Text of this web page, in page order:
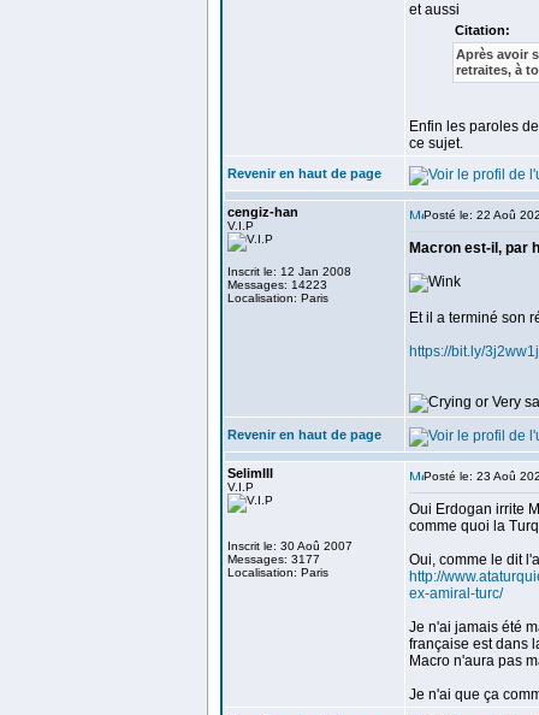
et aussi
Citation:
Après avoir
retraites, à
Enfin les paroles
ce sujet.
Revenir en haut de page
cengiz-han
V.I.P
Inscrit le: 12 Jan 2008
Messages: 14223
Localisation: Paris
Posté le: 22 Aoû
Macron est-il, par
Et il a terminé son
https://bit.ly/3j2ww1j
Revenir en haut de page
SelimIII
V.I.P
Inscrit le: 30 Aoû 2007
Messages: 3177
Localisation: Paris
Posté le: 23 Aoû
Oui Erdogan irrite
comme quoi la
Oui, comme le dit
http://
ex-amiral-turc/
Je n'ai jamais été
française est dans
Macro n'aura pas
Je n'ai que ça